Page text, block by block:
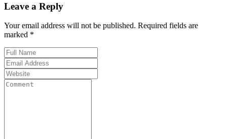
Leave a Reply
Your email address will not be published. Required fields are
marked *